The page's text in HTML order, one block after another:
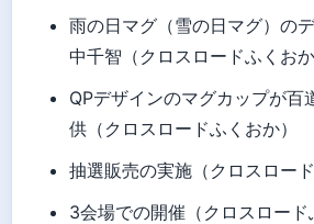
雨の日マグ（雪の日マグ）の
中千智（クロスロードふくおか
QPデザインのマグカップが百
供（クロスロードふくおか）
抽選販売の実施（クロスロード
3会場での開催（クロスロード